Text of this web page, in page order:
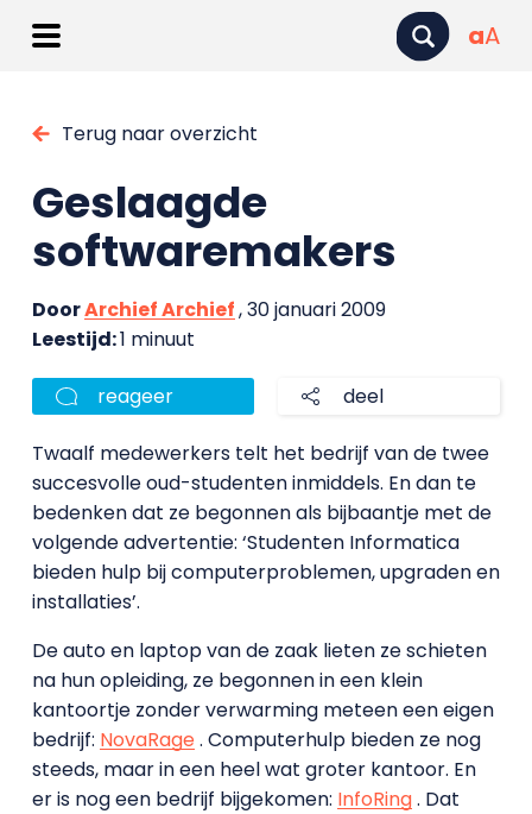
aA
Terug naar overzicht
Geslaagde
softwaremakers
DoorArchief Archief, 30 januari 2009
Leestijd:1 minuut
reageer deel
Twaalf medewerkers telt het bedrijf van de twee
succesvolle oud-studenten inmiddels. En dan te
bedenken dat ze begonnen als bijbaantje met de
volgende advertentie: ‘Studenten Informatica
bieden hulp bij computerproblemen, upgraden en
installaties’.
De auto en laptop van de zaak lieten ze schieten
na hun opleiding, ze begonnen in een klein
kantoortje zonder verwarming meteen een eigen
bedrijf: NovaRage. Computerhulp bieden ze nog
steeds, maar in een heel wat groter kantoor. En
er is nog een bedrijf bijgekomen: InfoRing. Dat